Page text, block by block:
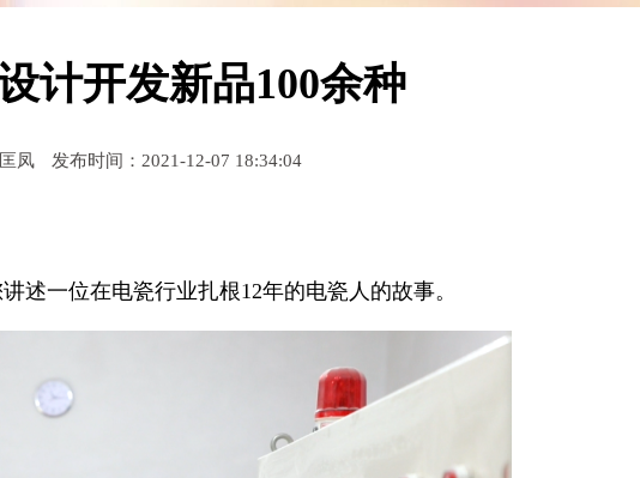
计开发新品100余种
凤 发布时间：2021-12-07 18:34:04
述一位在电瓷行业扎根12年的电瓷人的故事。